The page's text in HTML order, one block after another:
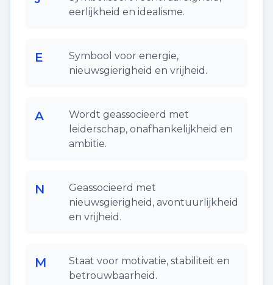
eerlijkheid en idealisme.
E
Symbool voor energie,
nieuwsgierigheid en vrijheid.
A
Wordt geassocieerd met
leiderschap, onafhankelijkheid en
ambitie.
N
Geassocieerd met
nieuwsgierigheid, avontuurlijkheid
en vrijheid.
M
Staat voor motivatie, stabiliteit en
betrouwbaarheid.